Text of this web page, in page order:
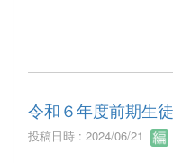
令和６年度前期生
投稿日時 : 2024/06/21